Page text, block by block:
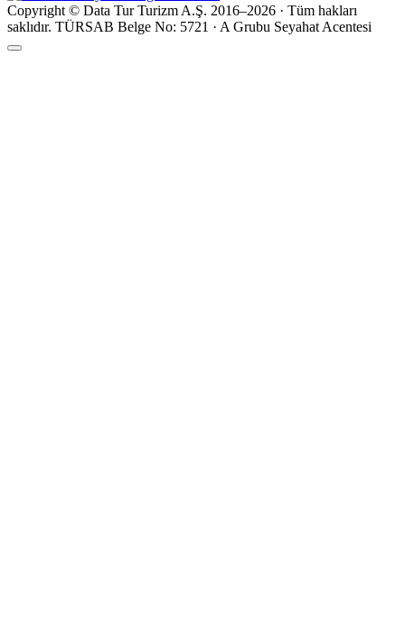
Copyright © Data Tur Turizm A.Ş. 2016–2026 · Tüm hakları
saklıdır. TÜRSAB Belge No: 5721 · A Grubu Seyahat Acentesi